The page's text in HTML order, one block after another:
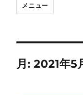
メニュー
月:2021年5